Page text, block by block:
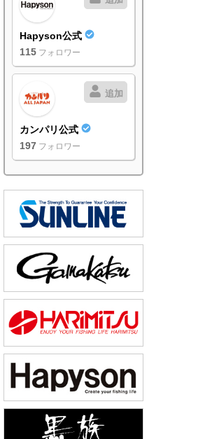
Hapyson公式
115 フォロワー
追加
カンパリ公式
197 フォロワー